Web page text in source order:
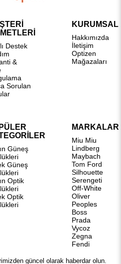
Destek
&
Sorulan
KURUMSAL
Hakkımızda
İletişim
Optizen
Mağazaları
Güneş
Güneş
Optik
Optik
MARKALAR
Miu Miu
Lindberg
Maybach
Tom Ford
Silhouette
Serengeti
Off-White
Oliver
Peoples
Boss
Prada
Vycoz
Zegna
Fendi
güncel olarak haberdar olun.